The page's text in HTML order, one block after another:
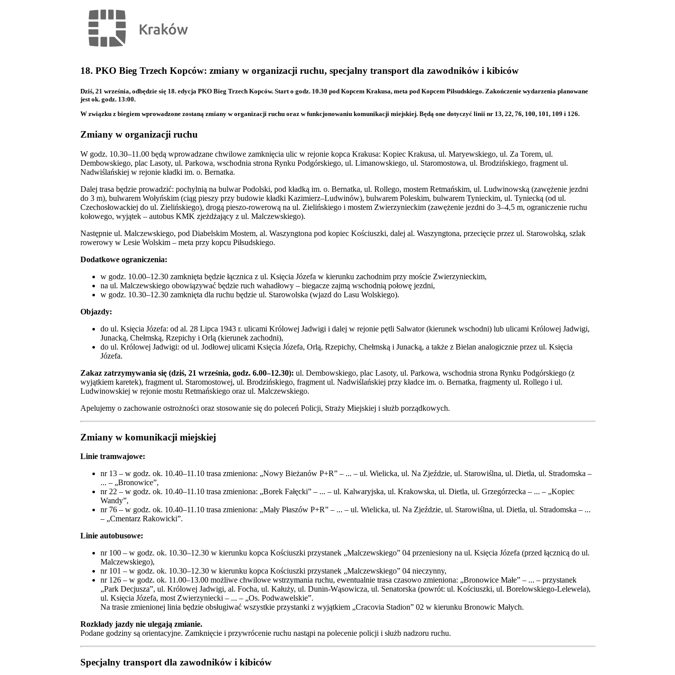
18. PKO Bieg Trzech Kopców: zmiany w organizacji ruchu, specjalny transport dla zawodników i kibiców
Dziś, 21 września, odbędzie się 18. edycja PKO Bieg Trzech Kopców. Start o godz. 10.30 pod Kopcem Krakusa, meta pod Kopcem Piłsudskiego. Zakończenie wydarzenia planowane
jest ok. godz. 13:00.
W związku z biegiem wprowadzone zostaną zmiany w organizacji ruchu oraz w funkcjonowaniu komunikacji miejskiej. Będą one dotyczyć linii nr 13, 22, 76, 100, 101, 109 i 126.
Zmiany w organizacji ruchu
W godz. 10.30–11.00 będą wprowadzane chwilowe zamknięcia ulic w rejonie kopca Krakusa: Kopiec Krakusa, ul. Maryewskiego, ul. Za Torem, ul.
Dembowskiego, plac Lasoty, ul. Parkowa, wschodnia strona Rynku Podgórskiego, ul. Limanowskiego, ul. Staromostowa, ul. Brodzińskiego, fragment ul.
Nadwiślańskiej w rejonie kładki im. o. Bernatka.
Dalej trasa będzie prowadzić: pochylnią na bulwar Podolski, pod kładką im. o. Bernatka, ul. Rollego, mostem Retmańskim, ul. Ludwinowską (zawężenie jezdni
do 3 m), bulwarem Wołyńskim (ciąg pieszy przy budowie kładki Kazimierz–Ludwinów), bulwarem Poleskim, bulwarem Tynieckim, ul. Tyniecką (od ul.
Czechosłowackiej do ul. Zielińskiego), drogą pieszo-rowerową na ul. Zielińskiego i mostem Zwierzynieckim (zawężenie jezdni do 3–4,5 m, ograniczenie ruchu
kołowego, wyjątek – autobus KMK zjeżdżający z ul. Malczewskiego).
Następnie ul. Malczewskiego, pod Diabelskim Mostem, al. Waszyngtona pod kopiec Kościuszki, dalej al. Waszyngtona, przecięcie przez ul. Starowolską, szlak
rowerowy w Lesie Wolskim – meta przy kopcu Piłsudskiego.
Dodatkowe ograniczenia:
w godz. 10.00–12.30 zamknięta będzie łącznica z ul. Księcia Józefa w kierunku zachodnim przy moście Zwierzynieckim,
na ul. Malczewskiego obowiązywać będzie ruch wahadłowy – biegacze zajmą wschodnią połowę jezdni,
w godz. 10.30–12.30 zamknięta dla ruchu będzie ul. Starowolska (wjazd do Lasu Wolskiego).
Objazdy:
do ul. Księcia Józefa: od al. 28 Lipca 1943 r. ulicami Królowej Jadwigi i dalej w rejonie pętli Salwator (kierunek wschodni) lub ulicami Królowej Jadwigi,
Junacką, Chełmską, Rzepichy i Orlą (kierunek zachodni),
do ul. Królowej Jadwigi: od ul. Jodłowej ulicami Księcia Józefa, Orlą, Rzepichy, Chełmską i Junacką, a także z Bielan analogicznie przez ul. Księcia
Józefa.
Zakaz zatrzymywania się (dziś, 21 września, godz. 6.00–12.30): ul. Dembowskiego, plac Lasoty, ul. Parkowa, wschodnia strona Rynku Podgórskiego (z
wyjątkiem karetek), fragment ul. Staromostowej, ul. Brodzińskiego, fragment ul. Nadwiślańskiej przy kładce im. o. Bernatka, fragmenty ul. Rollego i ul.
Ludwinowskiej w rejonie mostu Retmańskiego oraz ul. Malczewskiego.
Apelujemy o zachowanie ostrożności oraz stosowanie się do poleceń Policji, Straży Miejskiej i służb porządkowych.
Zmiany w komunikacji miejskiej
Linie tramwajowe:
nr 13 – w godz. ok. 10.40–11.10 trasa zmieniona: „Nowy Bieżanów P+R” – ... – ul. Wielicka, ul. Na Zjeździe, ul. Starowiślna, ul. Dietla, ul. Stradomska –
... – „Bronowice”,
nr 22 – w godz. ok. 10.40–11.10 trasa zmieniona: „Borek Fałęcki” – ... – ul. Kalwaryjska, ul. Krakowska, ul. Dietla, ul. Grzegórzecka – ... – „Kopiec
Wandy”,
nr 76 – w godz. ok. 10.40–11.10 trasa zmieniona: „Mały Płaszów P+R” – ... – ul. Wielicka, ul. Na Zjeździe, ul. Starowiślna, ul. Dietla, ul. Stradomska – ...
– „Cmentarz Rakowicki”.
Linie autobusowe:
nr 100 – w godz. ok. 10.30–12.30 w kierunku kopca Kościuszki przystanek „Malczewskiego” 04 przeniesiony na ul. Księcia Józefa (przed łącznicą do ul.
Malczewskiego),
nr 101 – w godz. ok. 10.30–12.30 w kierunku kopca Kościuszki przystanek „Malczewskiego” 04 nieczynny,
nr 126 – w godz. ok. 11.00–13.00 możliwe chwilowe wstrzymania ruchu, ewentualnie trasa czasowo zmieniona: „Bronowice Małe” – ... – przystanek
„Park Decjusza”, ul. Królowej Jadwigi, al. Focha, ul. Kałuży, ul. Dunin-Wąsowicza, ul. Senatorska (powrót: ul. Kościuszki, ul. Borelowskiego-Lelewela),
ul. Księcia Józefa, most Zwierzyniecki – ... – „Os. Podwawelskie”.
Na trasie zmienionej linia będzie obsługiwać wszystkie przystanki z wyjątkiem „Cracovia Stadion” 02 w kierunku Bronowic Małych.
Rozkłady jazdy nie ulegają zmianie.
Podane godziny są orientacyjne. Zamknięcie i przywrócenie ruchu nastąpi na polecenie policji i służb nadzoru ruchu.
Specjalny transport dla zawodników i kibiców